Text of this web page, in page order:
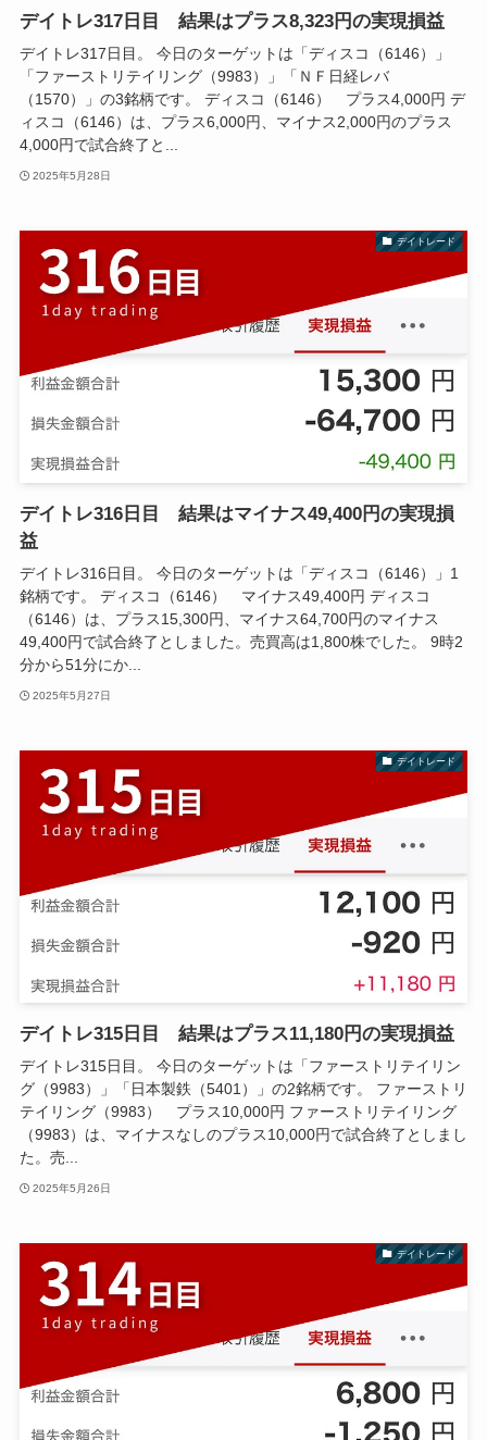
デイトレ317日目 結果はプラス8,323円の実現損益
デイトレ317日目。 今日のターゲットは「ディスコ（6146）」
「ファーストリテイリング（9983）」「ＮＦ日経レバ
（1570）」の3銘柄です。 ディスコ（6146） プラス4,000円 デ
ィスコ（6146）は、プラス6,000円、マイナス2,000円のプラス
4,000円で試合終了と...
2025年5月28日
デイトレード
デイトレ316日目 結果はマイナス49,400円の実現損
益
デイトレ316日目。 今日のターゲットは「ディスコ（6146）」1
銘柄です。 ディスコ（6146） マイナス49,400円 ディスコ
（6146）は、プラス15,300円、マイナス64,700円のマイナス
49,400円で試合終了としました。売買高は1,800株でした。 9時2
分から51分にか...
2025年5月27日
デイトレード
デイトレ315日目 結果はプラス11,180円の実現損益
デイトレ315日目。 今日のターゲットは「ファーストリテイリン
グ（9983）」「日本製鉄（5401）」の2銘柄です。 ファーストリ
テイリング（9983） プラス10,000円 ファーストリテイリング
（9983）は、マイナスなしのプラス10,000円で試合終了としまし
た。売...
2025年5月26日
デイトレード